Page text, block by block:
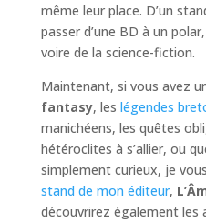
même leur place. D’un
passer d’une BD à un
voire de la science-fiction.
Maintenant, si vous avez
fantasy, les légendes
manichéens, les quêtes
hétéroclites à s’allier, ou
simplement curieux, je
stand de mon éditeur,
découvrirez également les